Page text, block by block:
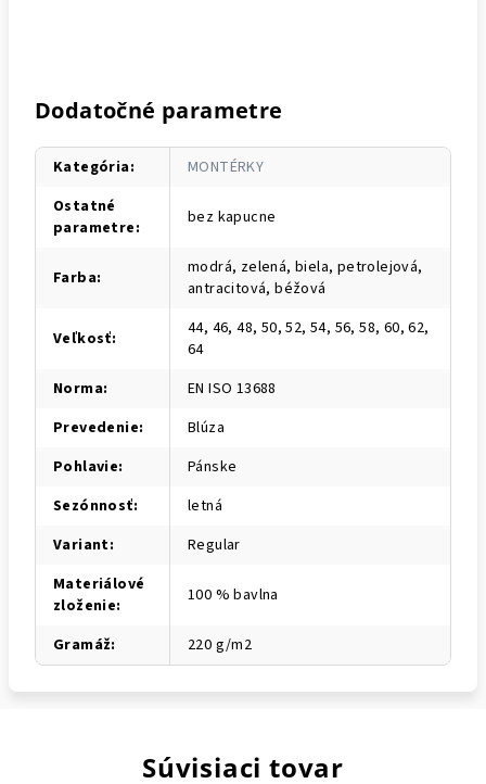
Dodatočné parametre
Kategória:
MONTÉRKY
Ostatné
parametre: bez kapucne
Farba:
modrá, zelená, biela, petrolejová,
antracitová, béžová
Veľkosť:
44, 46, 48, 50, 52, 54, 56, 58, 60, 62,
64
Norma:
EN ISO 13688
Prevedenie:
Blúza
Pohlavie:
Pánske
Sezónnosť:
letná
Variant:
Regular
Materiálové
zloženie: 100 % bavlna
Gramáž: 220 g/m2
Súvisiaci tovar